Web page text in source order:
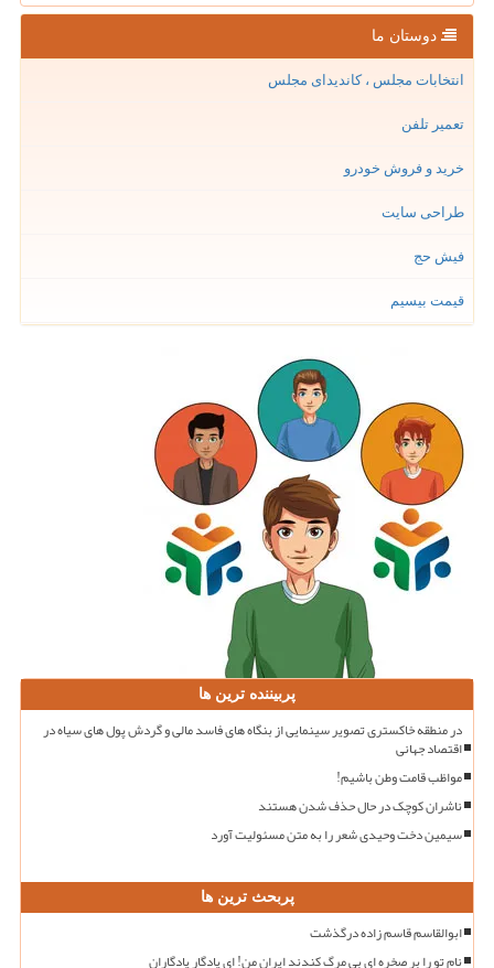
دوستان ما
انتخابات مجلس ، کاندیدای مجلس
تعمیر تلفن
خرید و فروش خودرو
طراحی سایت
فیش حج
قیمت بیسیم
پربیننده ترین ها
در منطقه خاکستری تصویر سینمایی از بنگاه های فاسد مالی و گردش پول های سیاه در
اقتصاد جهانی
مواظب قامت وطن باشیم!
ناشران کوچک در حال حذف شدن هستند
سیمین دخت وحیدی شعر را به متن مسئولیت آورد
پربحث ترین ها
ابوالقاسم قاسم زاده درگذشت
نام تو را بر صخره ای بی مرگ کندند ایران من! ای یادگار یادگاران